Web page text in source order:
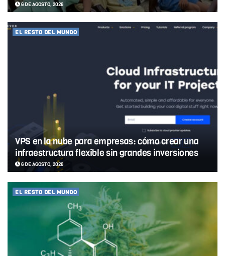
6 DE AGOSTO, 2026
EL RESTO DEL MUNDO
VPS en la nube para empresas: cómo crear una
infraestructura flexible sin grandes inversiones
6 DE AGOSTO, 2026
EL RESTO DEL MUNDO